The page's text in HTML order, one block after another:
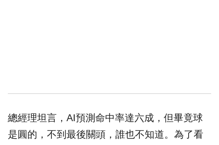
總經理坦言，AI預測命中率達六成，但畢竟球
是圓的，不到最後關頭，誰也不知道。為了看